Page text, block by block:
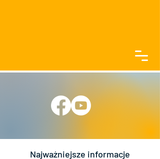
Najważniejsze informacje